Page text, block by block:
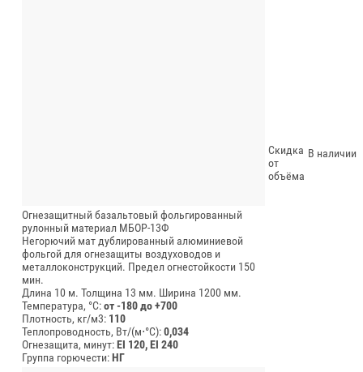
Огнезащитный базальтовый фольгированный
рулонный материал МБОР-13Ф
Негорючий мат дублированный алюминиевой
фольгой для огнезащиты воздуховодов и
металлоконструкций. Предел огнестойкости 150
мин.
Длина 10 м. Толщина 13 мм. Ширина 1200 мм.
Температура, °C:от -180 до +700
Плотность, кг/м3: 110
Теплопроводность, Вт/(м⋅°С):0,034
Огнезащита, минут:EI 120, EI 240
Группа горючести:НГ
Скидка
от
объёма
В наличии